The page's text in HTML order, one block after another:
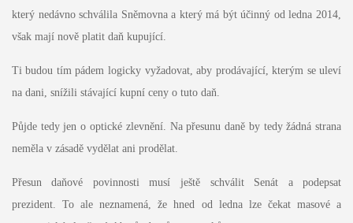
který nedávno schválila Sněmovna a který má být účinný od ledna 2014,
však mají nově platit daň kupující.
Ti budou tím pádem logicky vyžadovat, aby prodávající, kterým se uleví
na dani, snížili stávající kupní ceny o tuto daň.
Půjde tedy jen o optické zlevnění. Na přesunu daně by tedy žádná strana
neměla v zásadě vydělat ani prodělat.
Přesun daňové povinnosti musí ještě schválit Senát a podepsat
prezident. To ale neznamená, že hned od ledna lze čekat masové a